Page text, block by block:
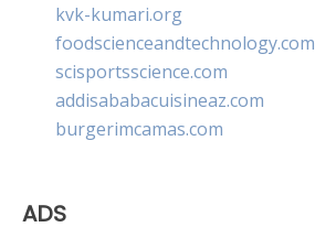
kvk-kumari.org
foodscienceandtechnology.com
scisportsscience.com
addisababacuisineaz.com
burgerimcamas.com
ADS